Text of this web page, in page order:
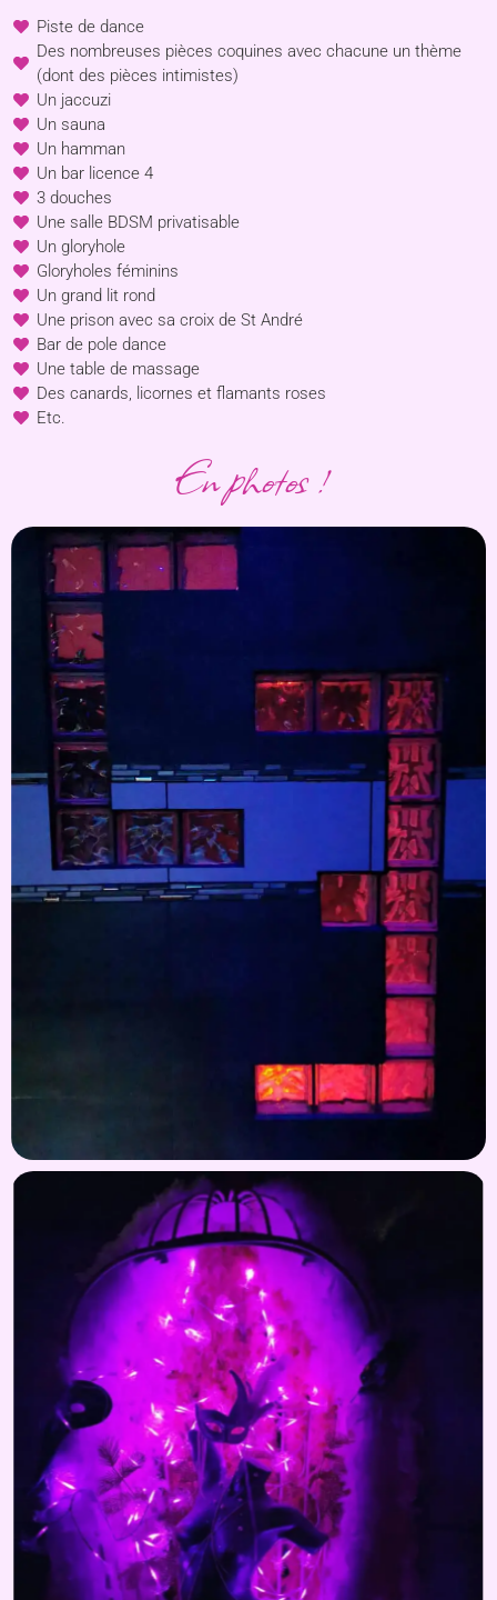
Piste de dance
Des nombreuses pièces coquines avec chacune un thème
(dont des pièces intimistes)
Un jaccuzi
Un sauna
Un hamman
Un bar licence 4
3 douches
Une salle BDSM privatisable
Un gloryhole
Gloryholes féminins
Un grand lit rond
Une prison avec sa croix de St André
Bar de pole dance
Une table de massage
Des canards, licornes et flamants roses
Etc.
En photos !